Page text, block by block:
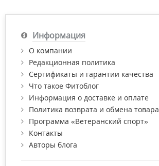
Информация
О компании
Редакционная политика
Сертификаты и гарантии качества
Что такое Фитоблог
Информация о доставке и оплате
Политика возврата и обмена товара
Программа «Ветеранский спорт»
Контакты
Авторы блога